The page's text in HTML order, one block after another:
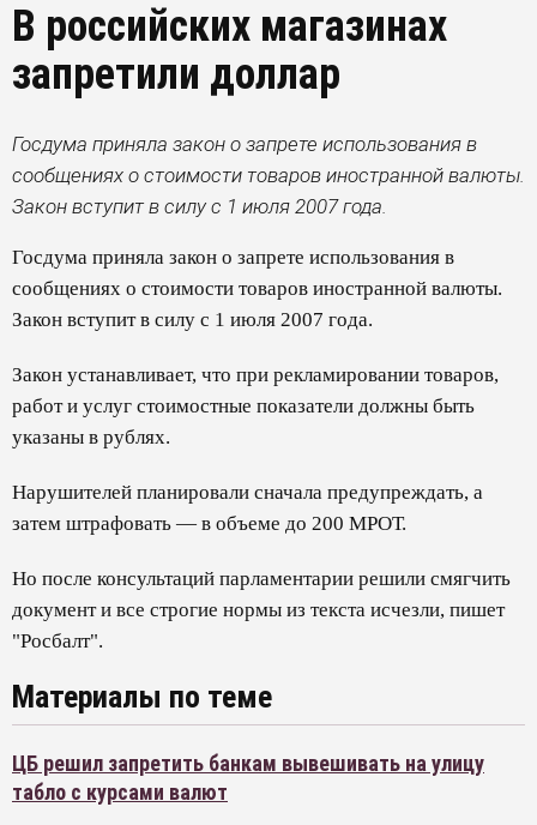
В российских магазинах
запретили доллар
Госдума приняла закон о запрете использования в
сообщениях о стоимости товаров иностранной валюты.
Закон вступит в силу с 1 июля 2007 года.
Госдума приняла закон о запрете использования в
сообщениях о стоимости товаров иностранной валюты.
Закон вступит в силу с 1 июля 2007 года.
Закон устанавливает, что при рекламировании товаров,
работ и услуг стоимостные показатели должны быть
указаны в рублях.
Нарушителей планировали сначала предупреждать, а
затем штрафовать — в объеме до 200 МРОТ.
Но после консультаций парламентарии решили смягчить
документ и все строгие нормы из текста исчезли, пишет
"Росбалт".
Материалы по теме
ЦБ решил запретить банкам вывешивать на улицу
табло с курсами валют